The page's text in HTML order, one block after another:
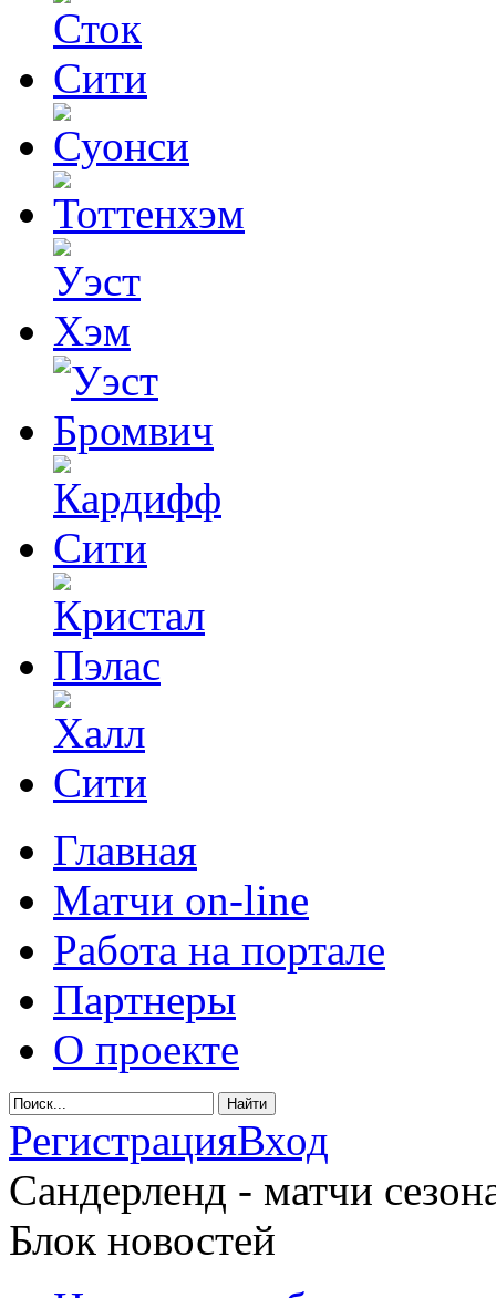
Главная
Матчи on-line
Работа на портале
Партнеры
О проекте
РегистрацияВход
Сандерленд - матчи
Блок новостей